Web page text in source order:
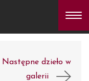
Następne dzieło w
galerii